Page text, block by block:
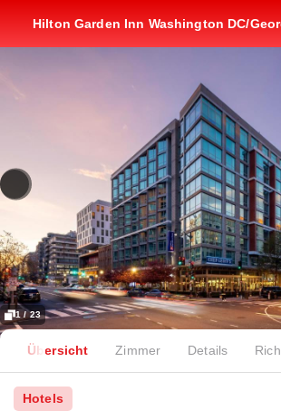
Hilton Garden Inn Washington DC/
1 / 23
Übersicht Zimmer Details
Hotels